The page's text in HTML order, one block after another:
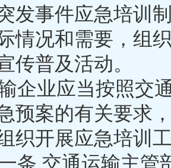
发事件应急培训
情况和需要，组
宣传普及活动
企业应当按照交
预案的有关要求
组织开展应急
条 交通运输主管